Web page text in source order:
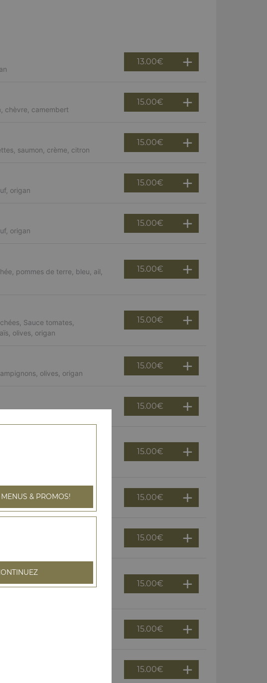
13.00€
chèvre, camembert
15.00€
saumon, crème, citron
15.00€
origan
15.00€
origan
15.00€
pommes de terre, bleu, ail,
15.00€
Sauce tomates,
olives, origan
15.00€
olives, origan
15.00€
15.00€
maïs, olives, épices
15.00€
15.00€
rondelles de tomates, olives
15.00€
viande hachée, cheddar,
15.00€
15.00€
15.00€
& PROMOS!